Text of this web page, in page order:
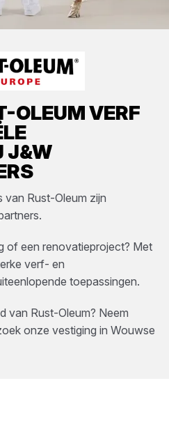
OLEUMVERF
J&W
van Rust-Oleum zijn
.
of een renovatieproject? Met
verf- en
toepassingen.
van Rust-Oleum? Neem
onze vestiging in Wouwse